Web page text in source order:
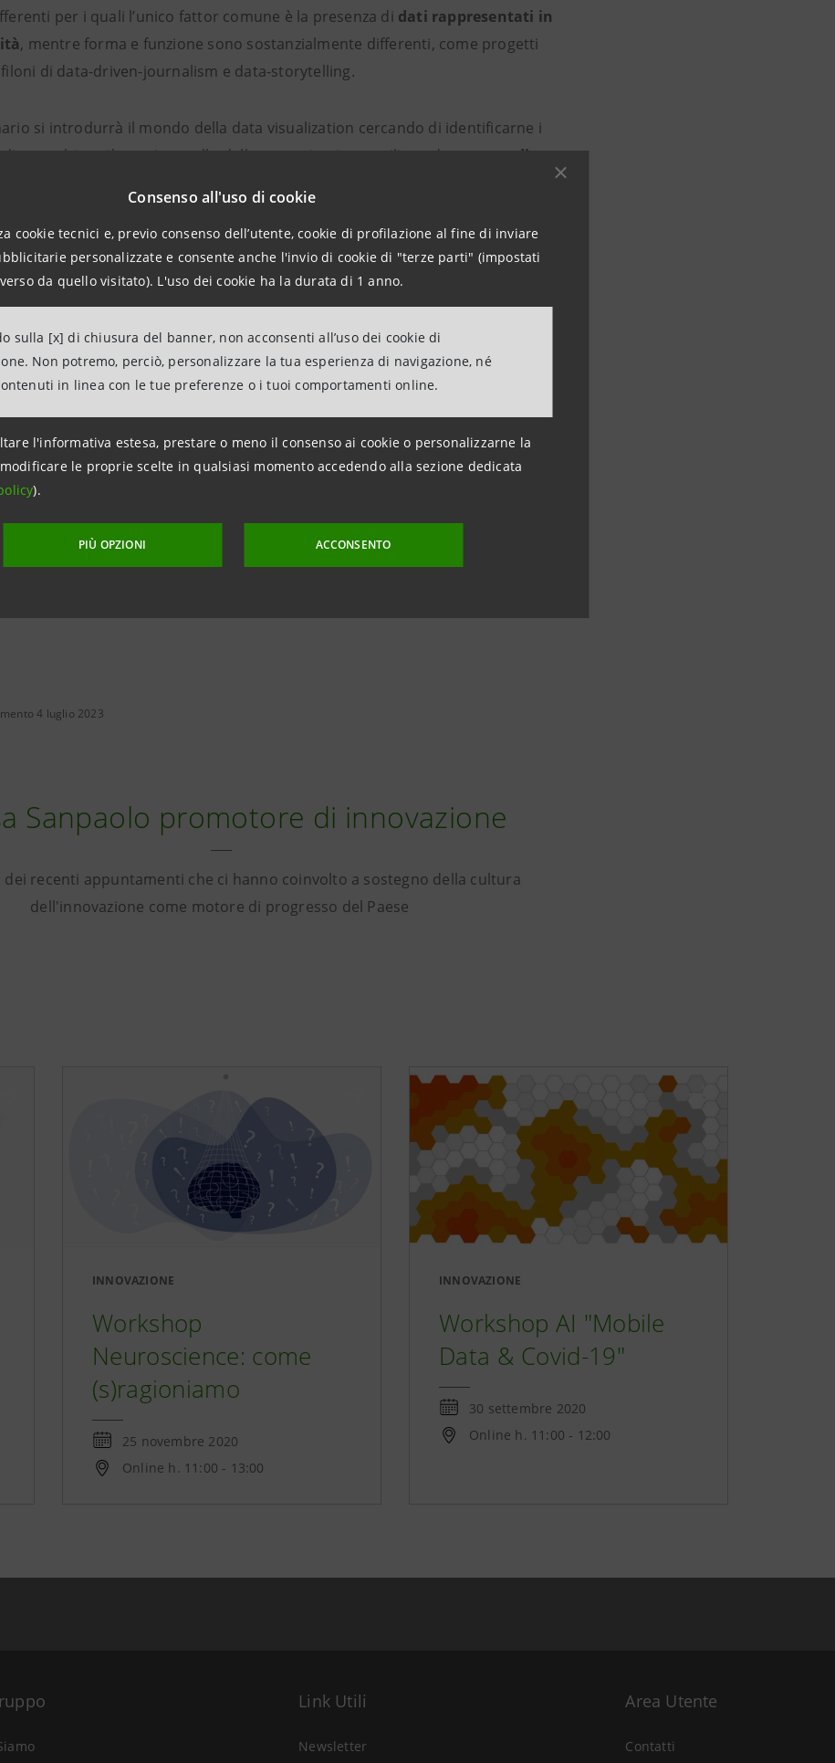
Consenso all'uso di cookie
cookie tecnici e, previo consenso dell’utente, cookie di profilazione al fine di inviare
personalizzate e consente anche l'invio di cookie di "terze parti" (impostati
da quello visitato). L'uso dei cookie ha la durata di 1 anno.
sulla [x] di chiusura del banner, non acconsenti all’uso dei cookie di
Non potremo, perciò, personalizzare la tua esperienza di navigazione, né
in linea con le tue preferenze o i tuoi comportamenti online.
l'informativa estesa, prestare o meno il consenso ai cookie o personalizzarne la
le proprie scelte in qualsiasi momento accedendo alla sezione dedicata
).
PIÙ OPZIONI ACCONSENTO
per i quali l’unico fattor comune è la presenza di dati rappresentati in
, mentre forma e funzione sono sostanzialmente differenti, come progetti
di data-driven-journalism e data-storytelling.
si introdurrà il mondo della data visualization cercando di identificarne i
un ambito più ampio, quello della comunicazione, utilizzandocase-studies
da Fabio Franchino consulente in design e tecnologia. Si occupa di
sviluppo di soluzioni software con unfocus sulla data visualization e
. Oltre ad aver fondato lo
SEGUI L'EVENTO
4 luglio 2023
Sanpaolo promotore di innovazione
dei recenti appuntamenti che ci hanno coinvolto a sostegno della cultura
dell'innovazione come motore di progresso del Paese
INNOVAZIONE
Workshop
Neuroscience: come
(s)ragioniamo
25 novembre 2020
Online h. 11:00 - 13:00
INNOVAZIONE
Workshop AI "Mobile
Data & Covid-19"
30 settembre 2020
Online h. 11:00 - 12:00
Link Utili
Newsletter
Area Utente
Contatti